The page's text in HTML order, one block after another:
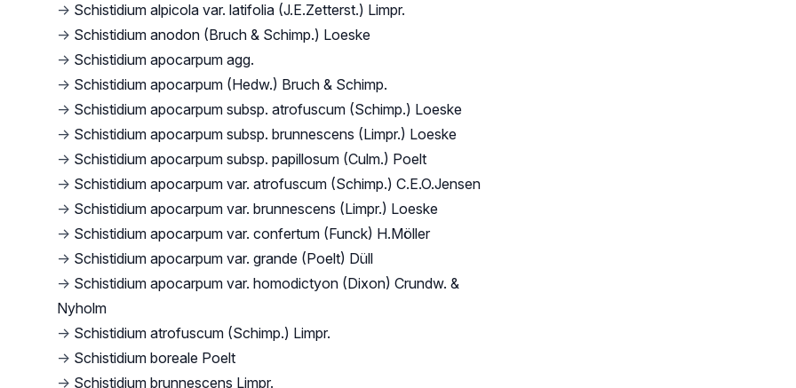
→ Schistidium alpicola var. latifolia (J.E.Zetterst.) Limpr.
→ Schistidium anodon (Bruch & Schimp.) Loeske
→ Schistidium apocarpum agg.
→ Schistidium apocarpum (Hedw.) Bruch & Schimp.
→ Schistidium apocarpum subsp. atrofuscum (Schimp.) Loeske
→ Schistidium apocarpum subsp. brunnescens (Limpr.) Loeske
→ Schistidium apocarpum subsp. papillosum (Culm.) Poelt
→ Schistidium apocarpum var. atrofuscum (Schimp.) C.E.O.Jensen
→ Schistidium apocarpum var. brunnescens (Limpr.) Loeske
→ Schistidium apocarpum var. confertum (Funck) H.Möller
→ Schistidium apocarpum var. grande (Poelt) Düll
→ Schistidium apocarpum var. homodictyon (Dixon) Crundw. &
Nyholm
→ Schistidium atrofuscum (Schimp.) Limpr.
→ Schistidium boreale Poelt
→ Schistidium brunnescens Limpr.